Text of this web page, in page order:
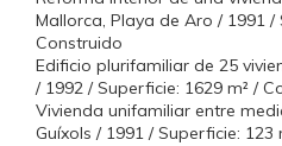
Mallorca, Playa de Aro / 1991 /
Construido
Edificio plurifamiliar de 25
/ 1992 / Superficie: 1629 m² /
Vivienda unifamiliar entre
Guíxols / 1991 / Superficie: 123